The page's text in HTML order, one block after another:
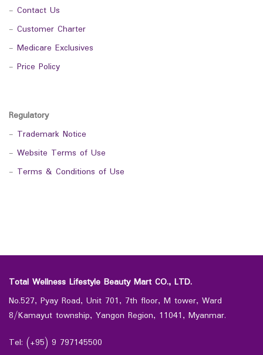
- Contact Us
- Customer Charter
- Medicare Exclusives
- Price Policy
Regulatory
- Trademark Notice
- Website Terms of Use
- Terms & Conditions of Use
Total Wellness Lifestyle Beauty Mart CO., LTD.
No.527, Pyay Road, Unit 701, 7th floor, M tower, Ward
8/Kamayut township, Yangon Region, 11041, Myanmar.
Tel: (+95) 9 797145500